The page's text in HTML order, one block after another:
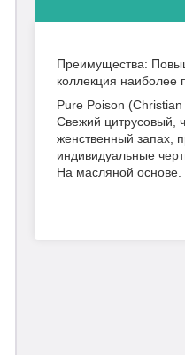
Преимущества:
коллекция
Pure Poison (Christian
Свежий цитрусовый,
женственный запах,
индивидуальные
На масляной